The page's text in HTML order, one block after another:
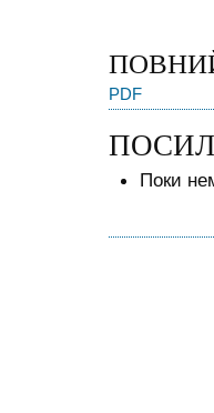
PDF
Поки